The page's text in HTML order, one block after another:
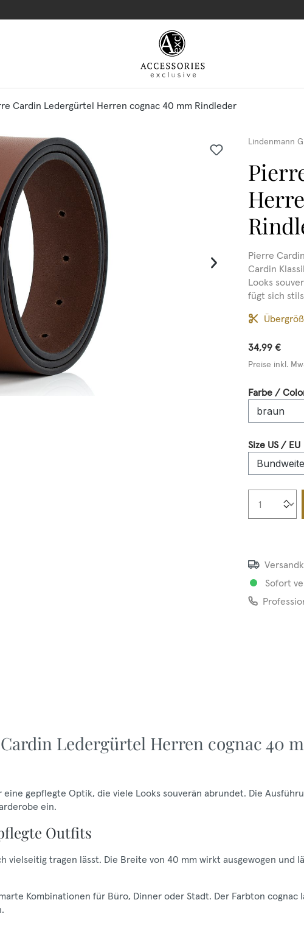
Cardin Ledergürtel Herren cognac 40 mm Rindleder
Lindenmann
Pierre
Cardin
Looks
fügt sich
34,99 €
Preise inkl.
Farbe /
Size US / EU
Sofort
Ledergürtel Herren cognac 40
gepflegte Optik, die viele Looks souverän abrundet. Die
ein.
Outfits
tragen lässt. Die Breite von 40 mm wirkt ausgewogen und
Kombinationen für Büro, Dinner oder Stadt. Der Farbton cognac